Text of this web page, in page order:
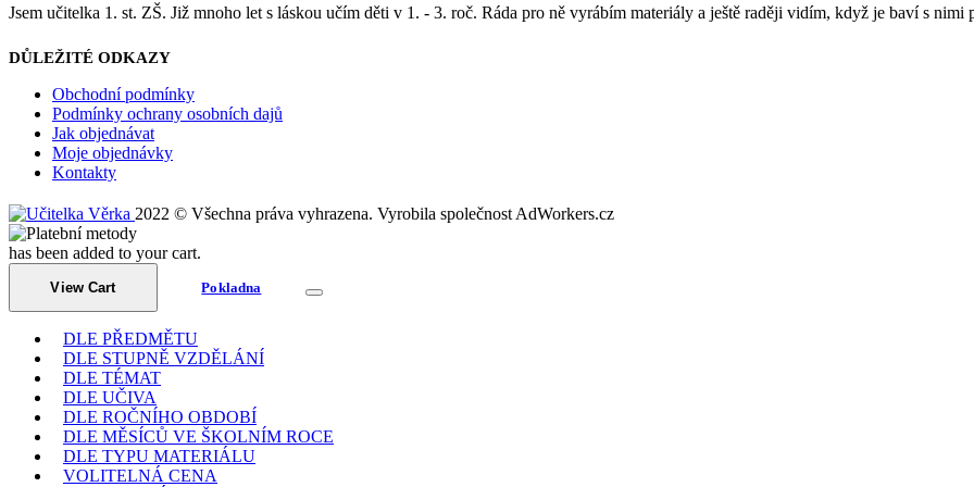
Jsem učitelka 1. st. ZŠ. Již mnoho let s láskou učím děti v 1. - 3. roč. Ráda pro ně vyrábím materiály a ještě raději vidím, když je baví s nimi
DŮLEŽITÉ ODKAZY
Obchodní podmínky
Podmínky ochrany osobních dajů
Jak objednávat
Moje objednávky
Kontakty
2022 © Všechna práva vyhrazena. Vyrobila společnost AdWorkers.cz
has been added to your cart.
View Cart Pokladna
DLE PŘEDMĚTU
DLE STUPNĚ VZDĚLÁNÍ
DLE TÉMAT
DLE UČIVA
DLE ROČNÍHO OBDOBÍ
DLE MĚSÍCŮ VE ŠKOLNÍM ROCE
DLE TYPU MATERIÁLU
VOLITELNÁ CENA